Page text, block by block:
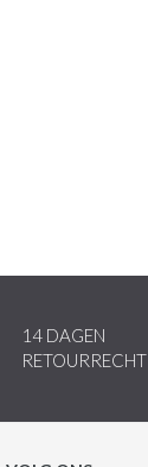
14 DAGEN
RETOURRECHT